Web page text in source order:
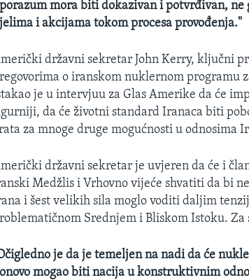
mora biti dokazivan i potvrđivan, ne
i akcijama tokom procesa provođenja."
državni sekretar John Kerry, ključni
o iranskom nuklernom programu
je u intervjuu za Glas Amerike da će
da će životni standard Iranaca biti
za mnoge druge mogućnosti u odnosima
državni sekretar je uvjeren da će i
Medžlis i Vrhovno vijeće shvatiti da bi
i šest velikih sila moglo voditi daljim
Srednjem i Bliskom Istoku. Za
je da je temeljen na nadi da će
mogao biti nacija u konstruktivnim